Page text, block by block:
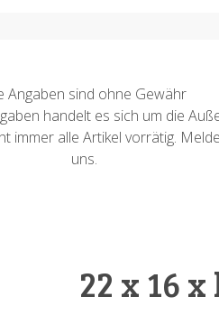
Angaben sind ohne Gewähr
handelt es sich um die
immer alle Artikel vorrätig.
uns.
22 x 16 x